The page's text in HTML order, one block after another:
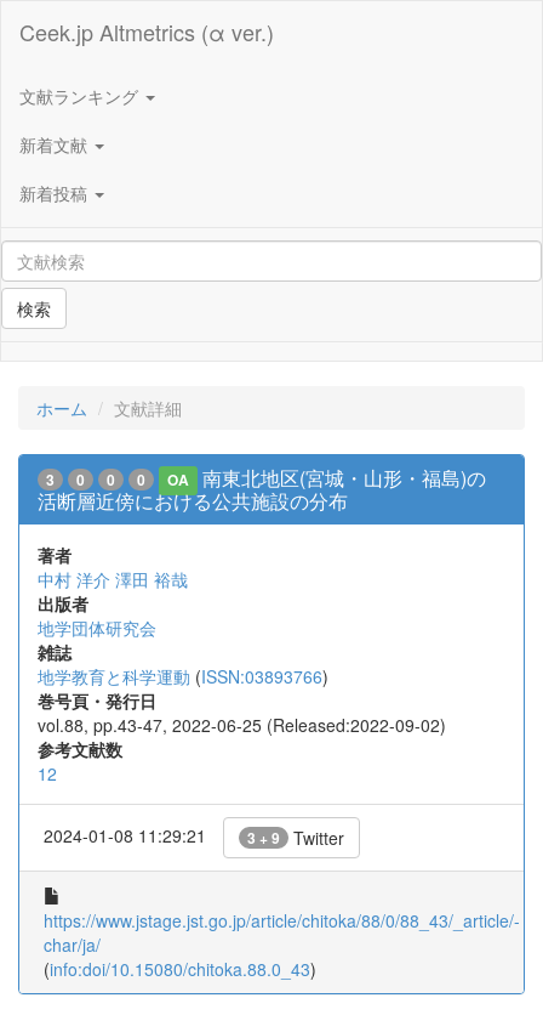
Ceek.jp Altmetrics (α ver.)
文献ランキング
新着文献
新着投稿
検索
ホーム 文献詳細
3 0 0 0 OA
南東北地区(宮城・山形・福島)の
活断層近傍における公共施設の分布
著者
中村 洋介 澤田 裕哉
出版者
地学団体研究会
雑誌
地学教育と科学運動 (ISSN:03893766)
巻号頁・発行日
vol.88, pp.43-47, 2022-06-25 (Released:2022-09-02)
参考文献数
12
2024-01-08 11:29:21 3 + 9 Twitter
https://www.jstage.jst.go.jp/article/chitoka/88/0/88_43/_article/-
char/ja/
(info:doi/10.15080/chitoka.88.0_43)